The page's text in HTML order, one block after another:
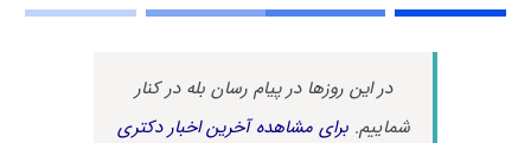
در این روزها در پیام رسان بله در کنار
شماییم.برای مشاهده آخرین اخبار دکتری